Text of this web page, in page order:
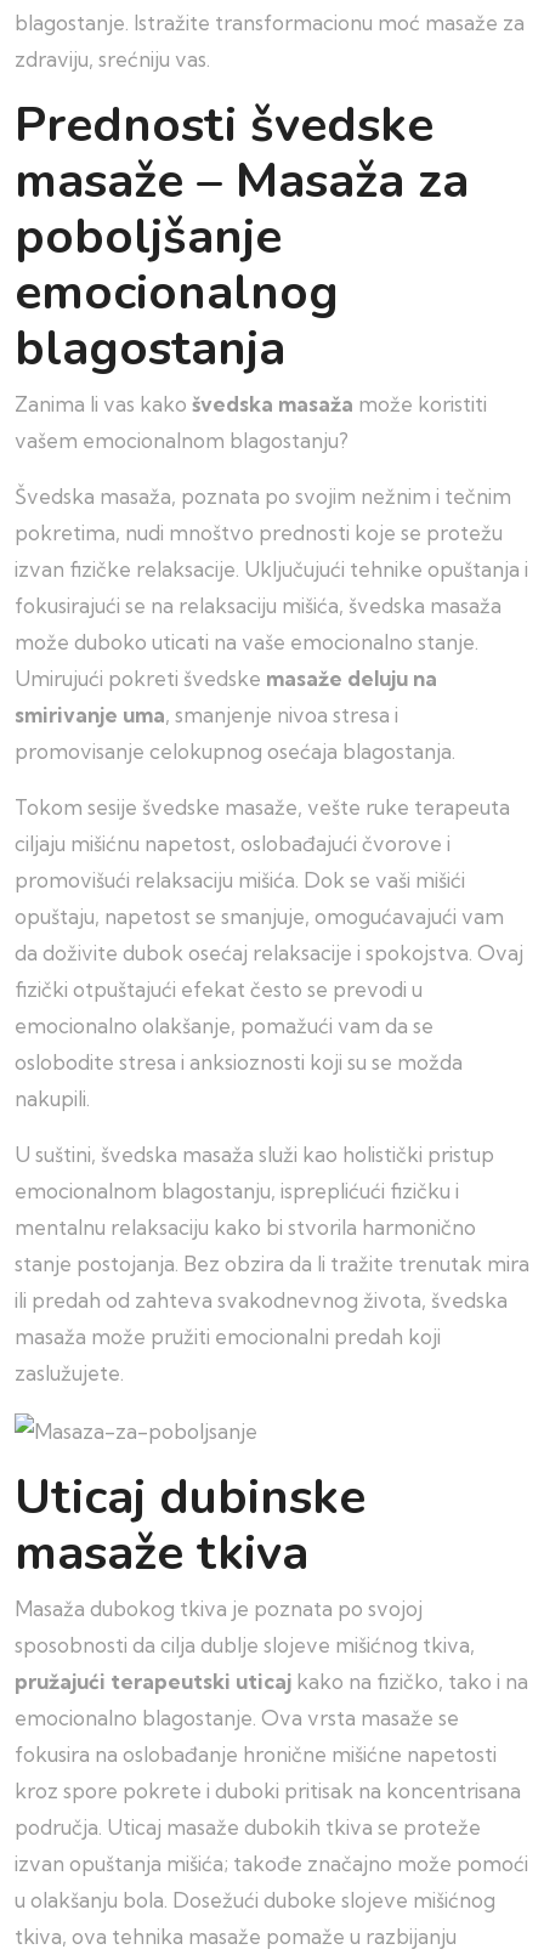
blagostanje. Istražite transformacionu moć masaže za
zdraviju, srećniju vas.
Prednosti švedske
masaže – Masaža za
poboljšanje
emocionalnog
blagostanja
Zanima li vas kako švedska masaža može koristiti
vašem emocionalnom blagostanju?
Švedska masaža, poznata po svojim nežnim i tečnim
pokretima, nudi mnoštvo prednosti koje se protežu
izvan fizičke relaksacije. Uključujući tehnike opuštanja i
fokusirajući se na relaksaciju mišića, švedska masaža
može duboko uticati na vaše emocionalno stanje.
Umirujući pokreti švedske masaže deluju na
smirivanje uma, smanjenje nivoa stresa i
promovisanje celokupnog osećaja blagostanja.
Tokom sesije švedske masaže, vešte ruke terapeuta
ciljaju mišićnu napetost, oslobađajući čvorove i
promovišući relaksaciju mišića. Dok se vaši mišići
opuštaju, napetost se smanjuje, omogućavajući vam
da doživite dubok osećaj relaksacije i spokojstva. Ovaj
fizički otpuštajući efekat često se prevodi u
emocionalno olakšanje, pomažući vam da se
oslobodite stresa i anksioznosti koji su se možda
nakupili.
U suštini, švedska masaža služi kao holistički pristup
emocionalnom blagostanju, ispreplićući fizičku i
mentalnu relaksaciju kako bi stvorila harmonično
stanje postojanja. Bez obzira da li tražite trenutak mira
ili predah od zahteva svakodnevnog života, švedska
masaža može pružiti emocionalni predah koji
zaslužujete.
Uticaj dubinske
masaže tkiva
Masaža dubokog tkiva je poznata po svojoj
sposobnosti da cilja dublje slojeve mišićnog tkiva,
pružajući terapeutski uticaj kako na fizičko, tako i na
emocionalno blagostanje. Ova vrsta masaže se
fokusira na oslobađanje hronične mišićne napetosti
kroz spore pokrete i duboki pritisak na koncentrisana
područja. Uticaj masaže dubokih tkiva se proteže
izvan opuštanja mišića; takođe značajno može pomoći
u olakšanju bola. Dosežući duboke slojeve mišićnog
tkiva, ova tehnika masaže pomaže u razbijanju